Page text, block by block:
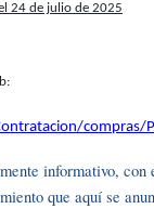
24 de julio de 2025
compras/
informativo,
que aquí se